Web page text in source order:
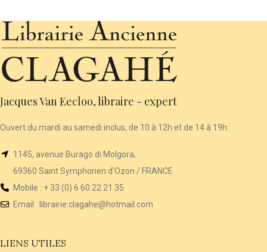
Jacques Van Eecloo, libraire - expert
Ouvert du mardi au samedi inclus, de 10 à 12h et de 14 à 19h.
1145, avenue Burago di Molgora,
69360 Saint Symphorien d'Ozon / FRANCE
Mobile : + 33 (0) 6 60 22 21 35
Email : librairie .clagahe@hotmail.com
LIENS UTILES